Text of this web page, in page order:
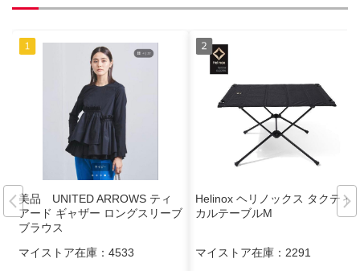
美品 UNITED ARROWS ティ
アード ギャザー ロングスリーブ
ブラウス
マイストア在庫： 4533
Helinox ヘリノックス タクティ
カルテーブルM
マイストア在庫： 2291